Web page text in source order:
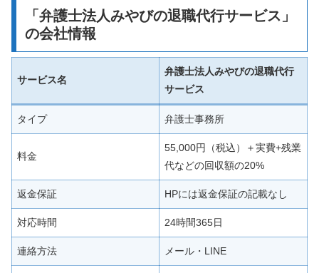
「弁護士法人みやびの退職代行サービス」
の会社情報
サービス名
弁護士法人みやびの退職代行
サービス
タイプ 弁護士事務所
料金
55,000円（税込）＋実費+残業
代などの回収額の20%
返金保証 HPには返金保証の記載なし
対応時間 24時間365日
連絡方法 メール・LINE